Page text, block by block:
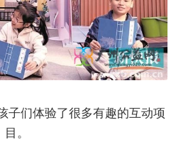
子们体验了很多有趣的互动项
目。